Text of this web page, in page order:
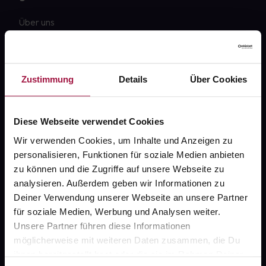
Zustimmung Details Über Cookies
Diese Webseite verwendet Cookies
Wir verwenden Cookies, um Inhalte und Anzeigen zu
personalisieren, Funktionen für soziale Medien anbieten
zu können und die Zugriffe auf unsere Webseite zu
analysieren. Außerdem geben wir Informationen zu
Deiner Verwendung unserer Webseite an unsere Partner
für soziale Medien, Werbung und Analysen weiter.
Unsere Partner führen diese Informationen
möglicherweise mit weiteren Daten zusammen, die Du
ihnen bereitgestellt hast oder die sie im Rahmen Deiner
Über uns
Newsletter
Sanitätshäuser
AGB
Impressum